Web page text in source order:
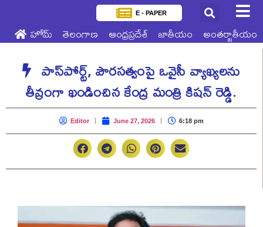
E - PAPER
హోమ్ తెలంగాణ ఆంధ్రప్రదేశ్ జాతీయం అంతర్జాతీయం
పాస్‌పోర్ట్, పౌరసత్వంపై ఒవైసీ వ్యాఖ్యలను
తీవ్రంగా ఖండించిన కేంద్ర మంత్రి కిషన్ రెడ్డి.
Editor June 27, 2026 6:18 pm